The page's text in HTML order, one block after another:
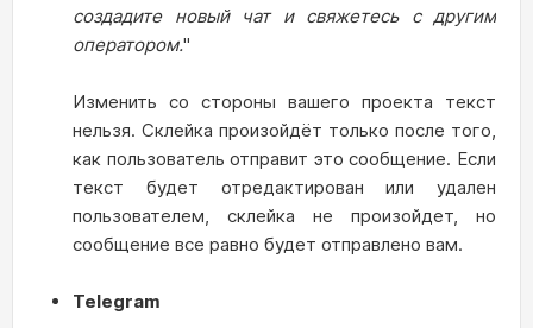
создадите новый чат и свяжетесь с другим
оператором."
Изменить со стороны вашего проекта текст
нельзя. Склейка произойдёт только после того,
как пользователь отправит это сообщение. Если
текст будет отредактирован или удален
пользователем, склейка не произойдет, но
сообщение все равно будет отправлено вам.
Telegram